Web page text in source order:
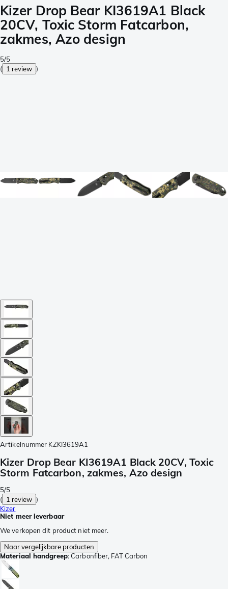
Kizer Drop Bear KI3619A1 Black
20CV, Toxic Storm Fatcarbon,
zakmes, Azo design
5/5
( 1 review )
Artikelnummer KZKI3619A1
Kizer Drop Bear KI3619A1 Black 20CV, Toxic
Storm Fatcarbon, zakmes, Azo design
5/5
( 1 review )
Kizer
Niet meer leverbaar
We verkopen dit product niet meer.
Naar vergelijkbare producten
Materiaal handgreep:Carbonfiber, FAT Carbon